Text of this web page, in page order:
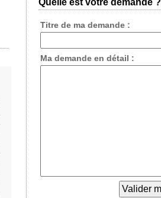
Quelle est votre demande ?
Titre de ma demande :
Ma demande en détail :